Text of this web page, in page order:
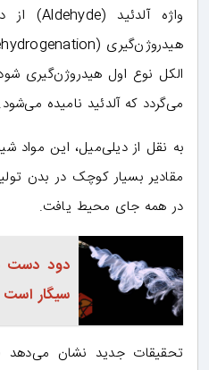
الکل نوع اول هیدروژن‌گیری
می‌گردد که آلدئید نامیده می‌شود.
به نقل از دیلی‌میل، این مواد
مقادیر بسیار کوچک در بدن
در همه‌ جای محیط یافت.
سیگار است
تحقیقات جدید نشان می‌دهد